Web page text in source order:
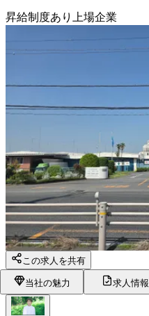
昇給制度あり
上場企業
この求人を共有
当社の魅力 求人情報